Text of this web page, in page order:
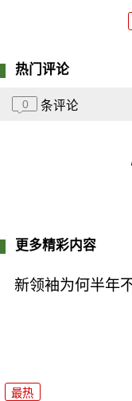
热门评论
0 条评论
更多精彩内容
新领袖为何半年
最热